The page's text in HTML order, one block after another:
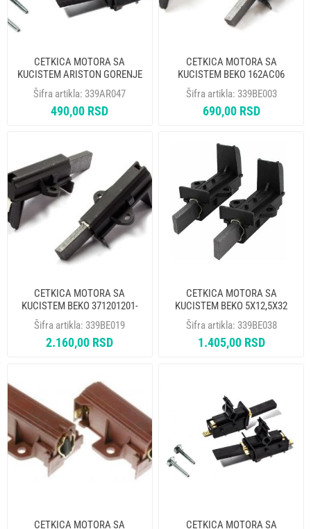
CETKICA MOTORA SA
KUCISTEM ARISTON GORENJE
182364 162AR23 CAR032UN
(5X12,5X28mm) DVOSLOJNA K
Šifra artikla: 339AR047
490,00 RSD
CETKICA MOTORA SA
KUCISTEM BEKO 162AC06
CAR049UN AC1500
(5X12,5X32mm) DVOSLOJNA
Šifra artikla: 339BE003
690,00 RSD
CETKICA MOTORA SA
KUCISTEM BEKO 371201201-
371201202 ORIGINAL
Šifra artikla: 339BE019
2.160,00 RSD
CETKICA MOTORA SA
KUCISTEM BEKO 5X12,5X32
371201201-371201202 SCHUNK
Šifra artikla: 339BE038
1.405,00 RSD
CETKICA MOTORA SA
CETKICA MOTORA SA